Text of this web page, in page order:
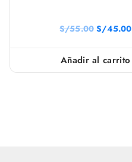
S/55.00 S/45.00
Añadir al carrito